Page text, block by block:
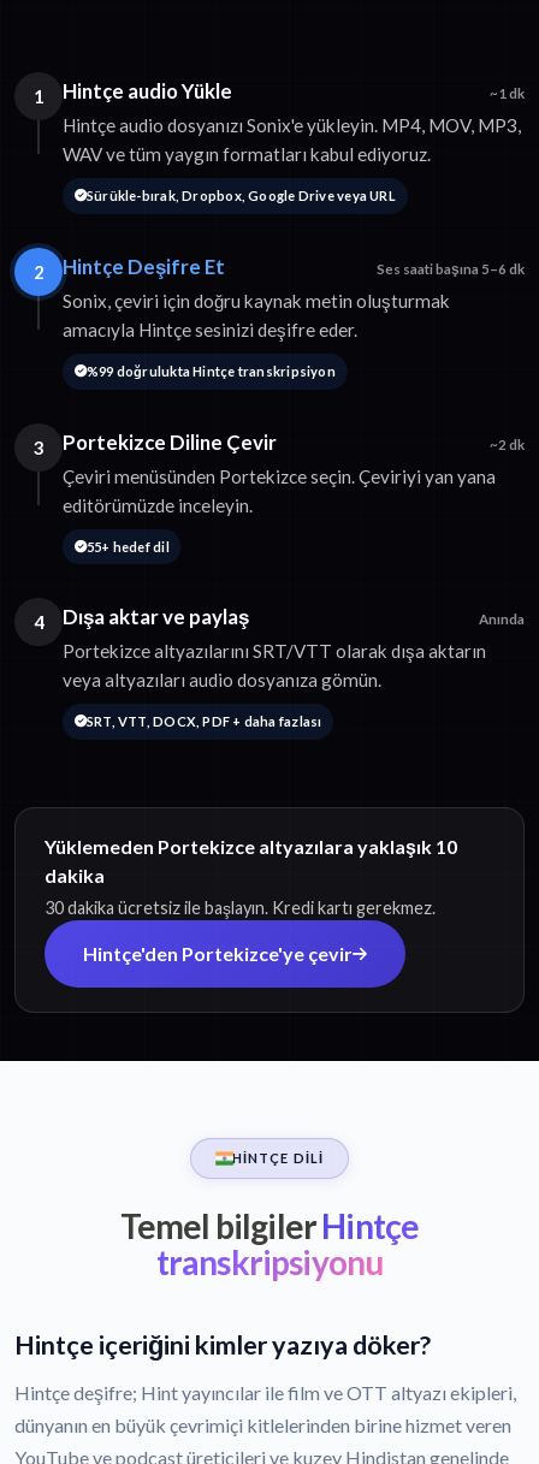
1 Hintçe audio Yükle ~1 dk
Hintçe audio dosyanızı Sonix'e yükleyin. MP4, MOV, MP3,
WAV ve tüm yaygın formatları kabul ediyoruz.
Sürükle-bırak, Dropbox, Google Drive veya URL
2 Hintçe Deşifre Et Ses saati başına 5–6 dk
Sonix, çeviri için doğru kaynak metin oluşturmak
amacıyla Hintçe sesinizi deşifre eder.
%99 doğrulukta Hintçe transkripsiyon
3 Portekizce Diline Çevir ~2 dk
Çeviri menüsünden Portekizce seçin. Çeviriyi yan yana
editörümüzde inceleyin.
55+ hedef dil
4 Dışa aktar ve paylaş Anında
Portekizce altyazılarını SRT/VTT olarak dışa aktarın
veya altyazıları audio dosyanıza gömün.
SRT, VTT, DOCX, PDF + daha fazlası
Yüklemeden Portekizce altyazılara yaklaşık 10
dakika
30 dakika ücretsiz ile başlayın. Kredi kartı gerekmez.
Hintçe'den Portekizce'ye çevir
HINTÇE DILI
Temel bilgilerHintçe
transkripsiyonu
Hintçe içeriğini kimler yazıya döker?
Hintçe deşifre; Hint yayıncılar ile film ve OTT altyazı ekipleri,
dünyanın en büyük çevrimiçi kitlelerinden birine hizmet veren
YouTube ve podcast üreticileri ve kuzey Hindistan genelinde